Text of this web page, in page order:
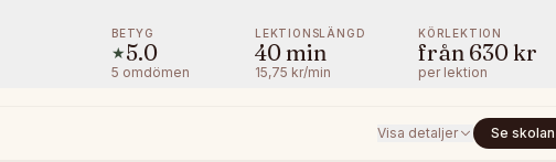
BETYG
★5.0
5 omdömen
LEKTIONSLÄNGD
40min
15,75 kr/min
KÖRLEKTION
från 630 kr
per lektion
Visa detaljer Se skolan